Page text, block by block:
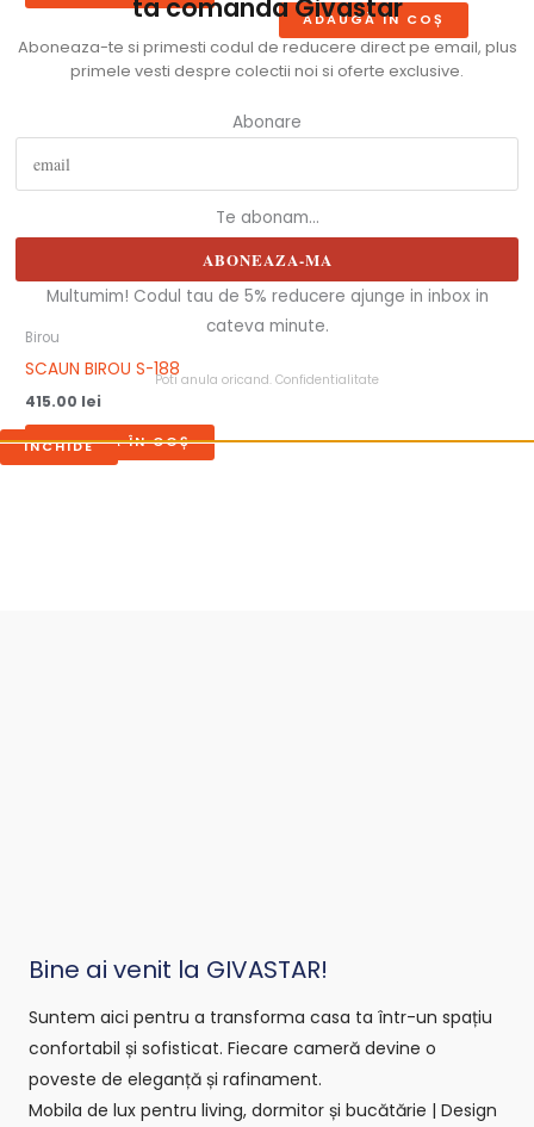
ADAUGĂ ÎN COȘ
Birou
SCAUN BIROU S-188
415.00 lei
ADAUGĂ ÎN COȘ
Bine ai venit la GIVASTAR!
Suntem aici pentru a transforma casa ta într-un spațiu
confortabil și sofisticat. Fiecare cameră devine o
poveste de eleganță și rafinament.
Mobila de lux pentru living, dormitor și bucătărie | Design
ta comanda Givastar
Aboneaza-te si primesti codul de reducere direct pe email, plus
primele vesti despre colectii noi si oferte exclusive.
Abonare
Te abonam...
ABONEAZA-MA
Multumim! Codul tau de 5% reducere ajunge in inbox in
cateva minute.
Poti anula oricand. Confidentialitate
INCHIDE